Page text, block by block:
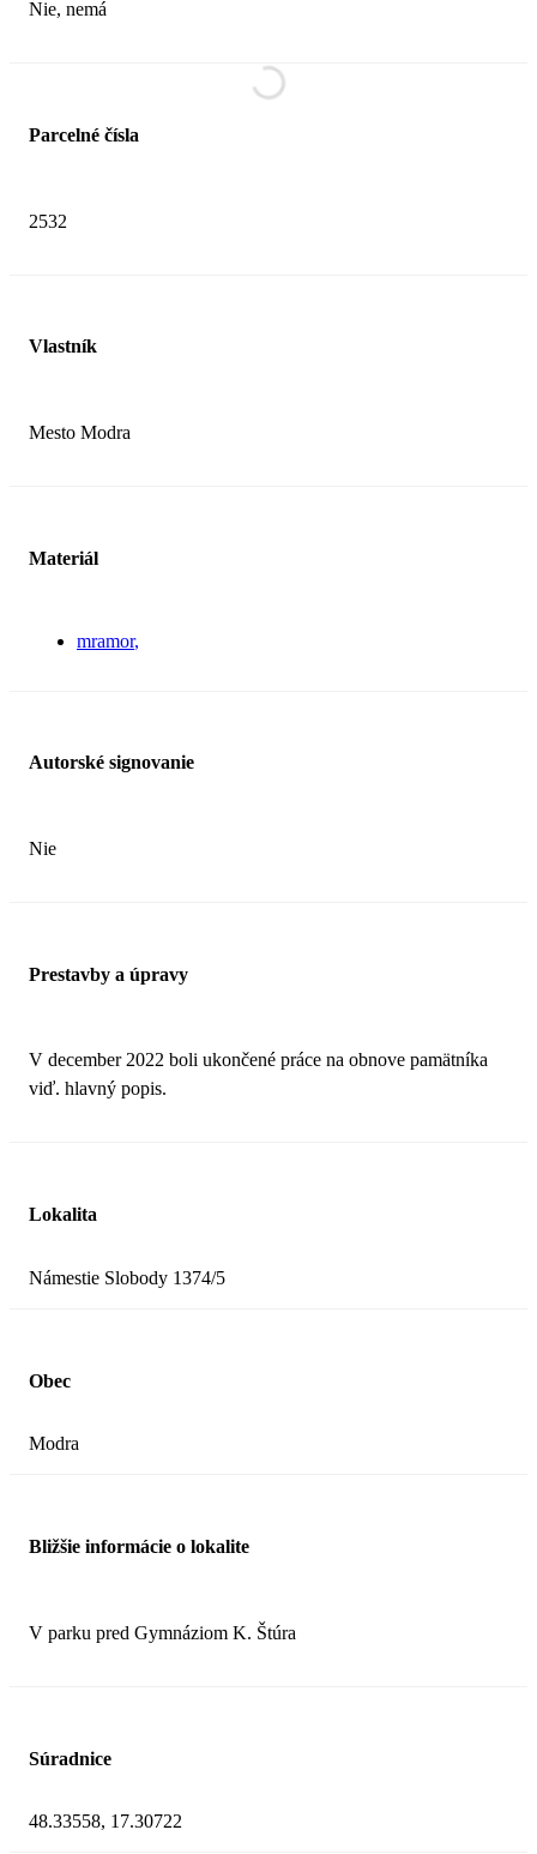
Nie, nemá
Parcelné čísla
2532
Vlastník
Mesto Modra
Materiál
mramor
Autorské signovanie
Nie
Prestavby a úpravy
V december 2022 boli ukončené práce na obnove pamätníka
viď. hlavný popis.
Lokalita
Námestie Slobody 1374/5
Obec
Modra
Bližšie informácie o lokalite
V parku pred Gymnáziom K. Štúra
Súradnice
48.33558, 17.30722